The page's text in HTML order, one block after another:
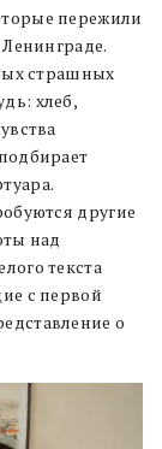
пережили
страшных
хлеб,
другие
над
текста
с первой
о